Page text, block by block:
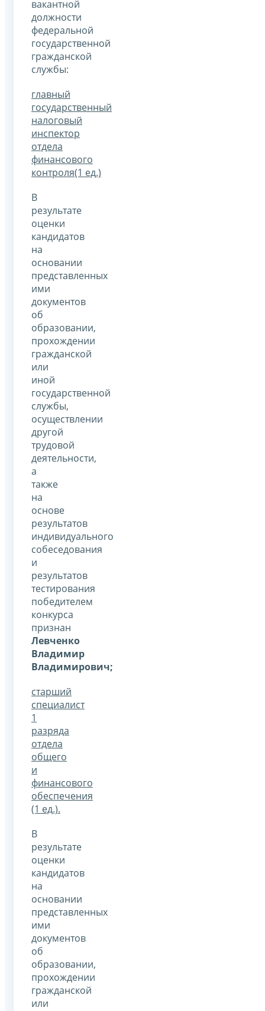
вакантной
должности
федеральной
государственной
гражданской
службы:
главный
государственный
налоговый
инспектор
отдела
финансового
контроля(1 ед.)
В
результате
оценки
кандидатов
на
основании
представленных
ими
документов
об
образовании,
прохождении
гражданской
или
иной
государственной
службы,
осуществлении
другой
трудовой
деятельности,
а
также
на
основе
результатов
индивидуального
собеседования
и
результатов
тестирования
победителем
конкурса
признан
Левченко
Владимир
Владимирович;
старший
специалист
1
разряда
отдела
общего
и
финансового
обеспечения
(1 ед.).
В
результате
оценки
кандидатов
на
основании
представленных
ими
документов
об
образовании,
прохождении
гражданской
или